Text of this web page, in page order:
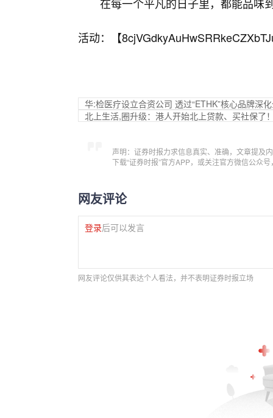
活动：【
华:检医疗设立合资公司 透过“ETHK”核心品牌深
北上生活,圈升级：港人开始北上贷款、买社保了
声明：证券时报力求信息真实、准确，文章提及
下载“证券时报”官方APP，或关注官方微信公众
网友评论
登录后可以发言
网友评论仅供其表达个人看法，并不表明证券时报立场